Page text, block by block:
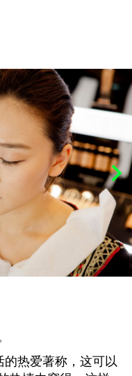
热爱著称，这可以